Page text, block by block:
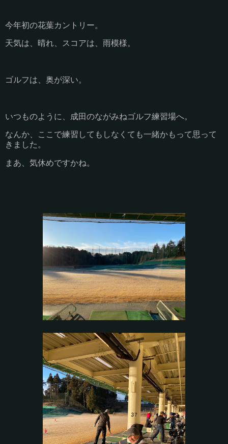
今年初の花葉カントリー。
天気は、晴れ、スコアは、雨模様。
ゴルフは、奥が深い。
いつものように、成田のながみねゴルフ練習場へ。
なんか、ここで練習してもしなくても一緒かもって思って
きました。
まあ、気休めですかね。